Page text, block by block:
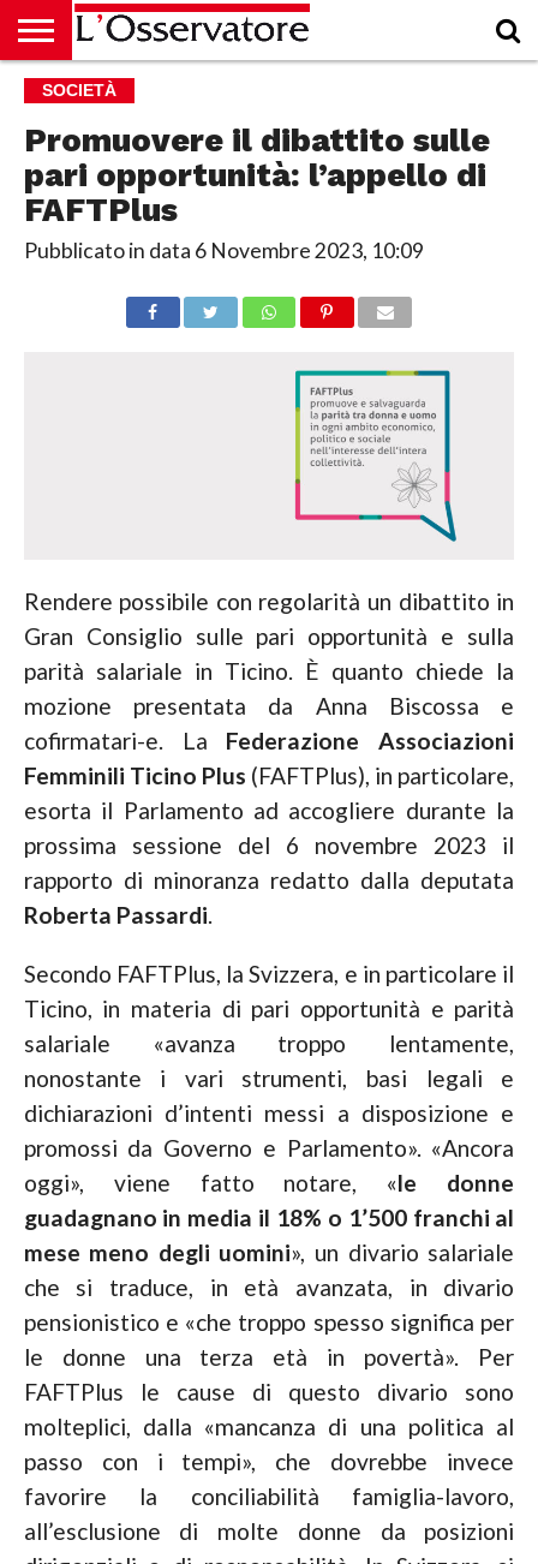
HOME
CULTURA
ECONOMIA
RUBRICHE
ARCHIVIO
PODCAST
ABBONAMENTO
CHI
ACCEDI
SOCIETÀ
Promuovere il dibattito sulle
pari opportunità: l’appello di
FAFTPlus
Pubblicato in data 6 Novembre 2023, 10:09
Rendere possibile con regolarità un dibattito in
Gran Consiglio sulle pari opportunità e sulla
parità salariale in Ticino. È quanto chiede la
mozione presentata da Anna Biscossa e
cofirmatari-e. La Federazione Associazioni
Femminili Ticino Plus (FAFTPlus), in particolare,
esorta il Parlamento ad accogliere durante la
prossima sessione del 6 novembre 2023 il
rapporto di minoranza redatto dalla deputata
Roberta Passardi.
Secondo FAFTPlus, la Svizzera, e in particolare il
Ticino, in materia di pari opportunità e parità
salariale «avanza troppo lentamente,
nonostante i vari strumenti, basi legali e
dichiarazioni d’intenti messi a disposizione e
promossi da Governo e Parlamento». «Ancora
oggi», viene fatto notare, «le donne
guadagnano in media il 18% o 1’500 franchi al
mese meno degli uomini», un divario salariale
che si traduce, in età avanzata, in divario
pensionistico e «che troppo spesso significa per
le donne una terza età in povertà». Per
FAFTPlus le cause di questo divario sono
molteplici, dalla «mancanza di una politica al
passo con i tempi», che dovrebbe invece
favorire la conciliabilità famiglia-lavoro,
all’esclusione di molte donne da posizioni